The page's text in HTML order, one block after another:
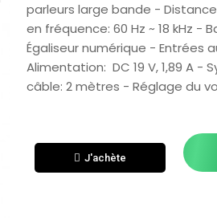
parleurs large bande -
en fréquence: 60 Hz ~ 18 kHz -
Égaliseur numérique - Entrées
Alimentation: DC 19 V, 1,89 A -
câble: 2 mètres - Réglage du
J'achète